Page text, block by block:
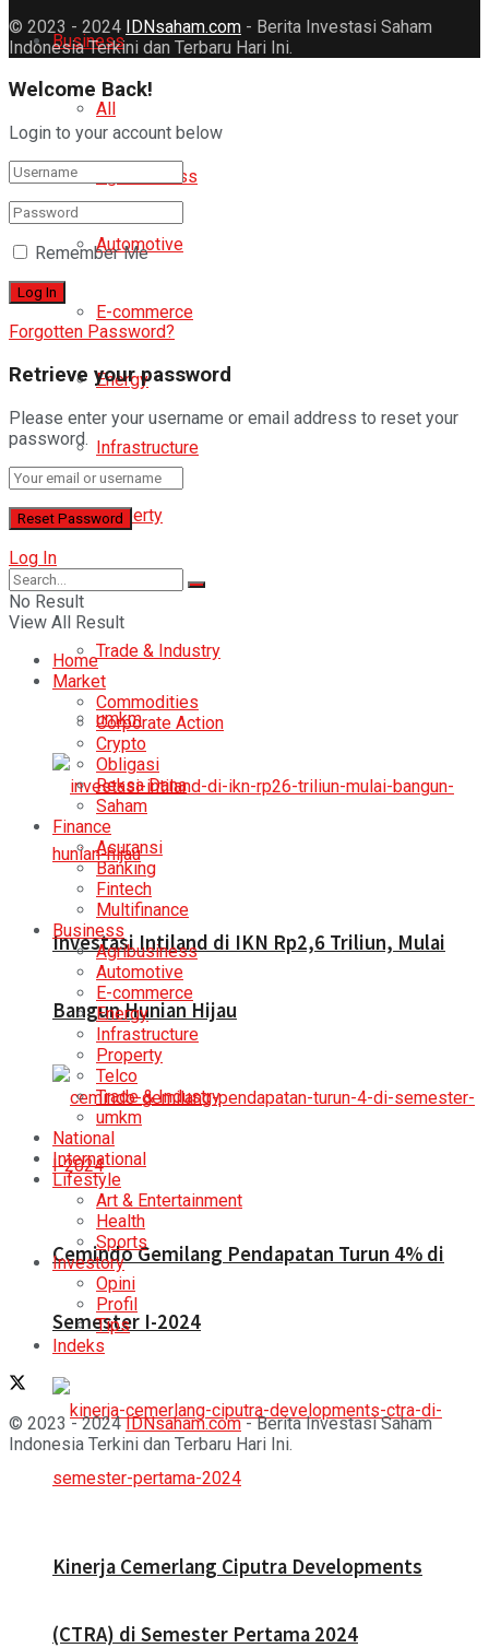
Business
All
Agribusiness
Automotive
E-commerce
Energy
Infrastructure
Property
Trade & Industry
umkm
Investasi Intiland di IKN Rp2,6 Triliun, Mulai
Bangun Hunian Hijau
Cemindo Gemilang Pendapatan Turun 4% di
Semester I-2024
Kinerja Cemerlang Ciputra Developments
(CTRA) di Semester Pertama 2024
© 2023 - 2024 IDNsaham.com - Berita Investasi Saham
Indonesia Terkini dan Terbaru Hari Ini.
Welcome Back!
Login to your account below
Remember Me
Forgotten Password?
Retrieve your password
Please enter your username or email address to reset your
password.
Log In
No Result
View All Result
Home
Market
Commodities
Corporate Action
Crypto
Obligasi
Reksa Dana
Saham
Finance
Asuransi
Banking
Fintech
Multifinance
Business
Agribusiness
Automotive
E-commerce
Energy
Infrastructure
Property
Telco
Trade & Industry
umkm
National
International
Lifestyle
Art & Entertainment
Health
Sports
Investory
Opini
Profil
Tips
Indeks
© 2023 - 2024IDNsaham.com- Berita Investasi Saham
Indonesia Terkini dan Terbaru Hari Ini.